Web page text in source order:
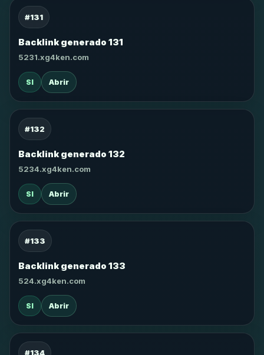
#131
Backlink generado 131
5231.xg4ken.com
SI Abrir
#132
Backlink generado 132
5234.xg4ken.com
SI Abrir
#133
Backlink generado 133
524.xg4ken.com
SI Abrir
#134